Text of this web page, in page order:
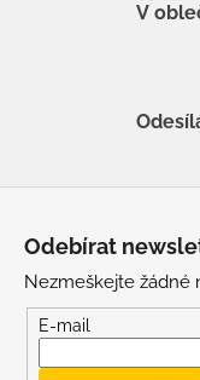
V
Odebírat
Nezmeškejte žádné
E-mail